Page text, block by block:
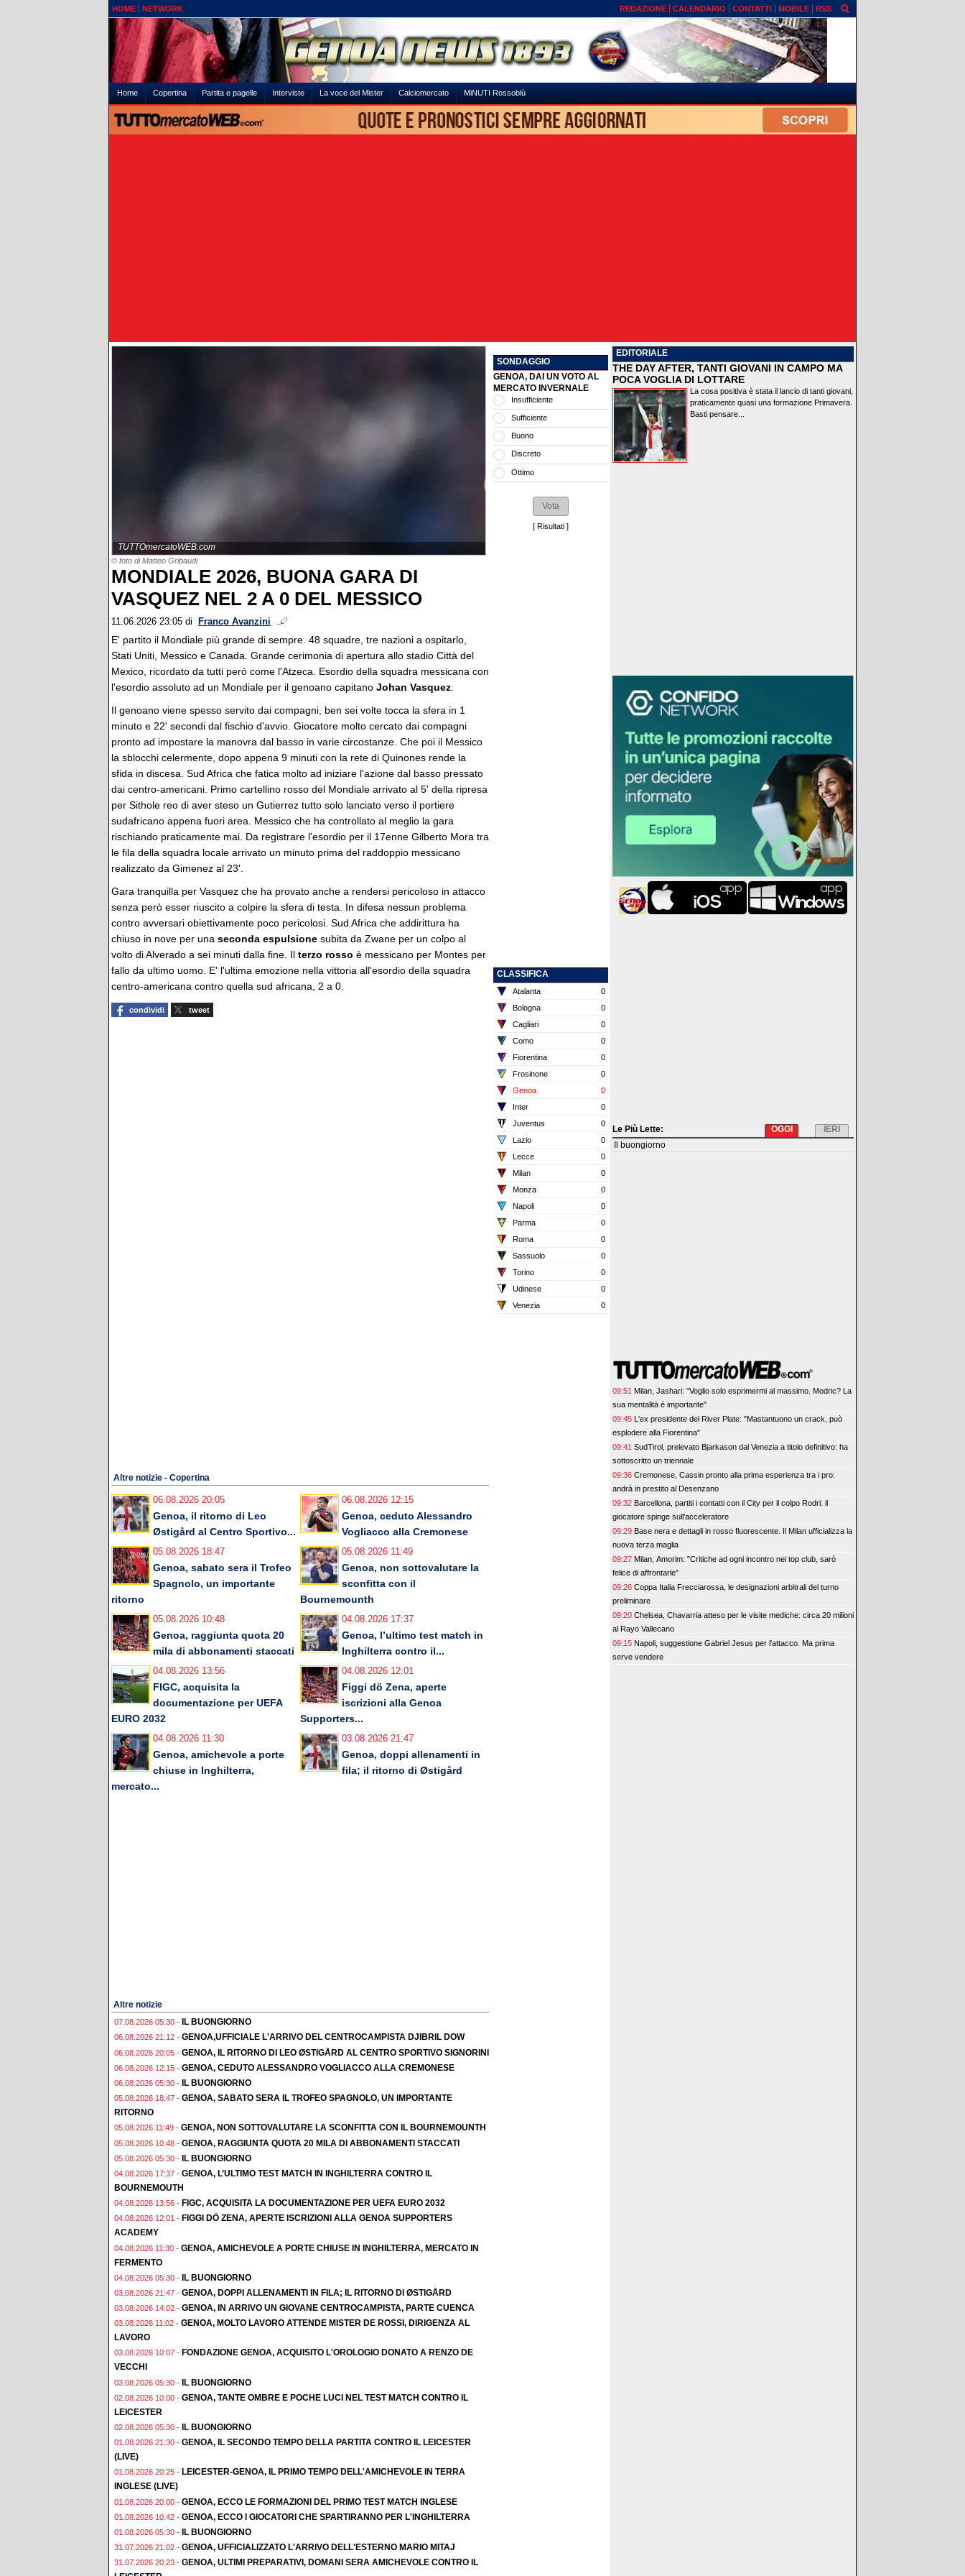
HOME NETWORK REDAZIONE CALENDARIO CONTATTI MOBILE RSS
Home Copertina Partita e pagelle Interviste La voce del Mister Calciomercato MiNUTI Rossoblù
TUTTOmercatoWEB.com
© foto di Matteo Gribaudi
MONDIALE 2026, BUONA GARA DI
VASQUEZ NEL 2 A 0 DEL MESSICO
11.06.2026 23:05 di Franco Avanzini
E' partito il Mondiale più grande di sempre. 48 squadre, tre nazioni a ospitarlo,
Stati Uniti, Messico e Canada. Grande cerimonia di apertura allo stadio Città del
Mexico, ricordato da tutti però come l'Atzeca. Esordio della squadra messicana con
l'esordio assoluto ad un Mondiale per il genoano capitano Johan Vasquez
Il genoano viene spesso servito dai compagni, ben sei volte tocca la sfera in 1
minuto e 22' secondi dal fischio d'avvio. Giocatore molto cercato dai compagni
pronto ad impostare la manovra dal basso in varie circostanze. Che poi il Messico
la sblocchi celermente, dopo appena 9 minuti con la rete di Quinones rende la
sfida in discesa. Sud Africa che fatica molto ad iniziare l'azione dal basso pressato
dai centro-americani. Primo cartellino rosso del Mondiale arrivato al 5' della ripresa
per Sithole reo di aver steso un Gutierrez tutto solo lanciato verso il portiere
sudafricano appena fuori area. Messico che ha controllato al meglio la gara
rischiando praticamente mai. Da registrare l'esordio per il 17enne Gilberto Mora tra
le fila della squadra locale arrivato un minuto prima del raddoppio messicano
realizzato da Gimenez al 23'.
Gara tranquilla per Vasquez che ha provato anche a rendersi pericoloso in attacco
senza però esser riuscito a colpire la sfera di testa. In difesa nessun problema
contro avversari obiettivamente poco pericolosi. Sud Africa che addirittura ha
chiuso in nove per una seconda espulsione subita da Zwane per un colpo al
volto di Alverado a sei minuti dalla fine. Il terzo rosso è messicano per Montes per
fallo da ultimo uomo. E' l'ultima emozione nella vittoria all'esordio della squadra
centro-americana contro quella sud africana, 2 a 0.
condividi tweet
Altre notizie - Copertina
06.08.2026 20:05
Genoa, il ritorno di Leo
Østigård al Centro Sportivo...
06.08.2026 12:15
Genoa, ceduto Alessandro
Vogliacco alla Cremonese
05.08.2026 18:47
Genoa, sabato sera il Trofeo
Spagnolo, un importante
ritorno
05.08.2026 11:49
Genoa, non sottovalutare la
sconfitta con il
Bournemounth
05.08.2026 10:48
Genoa, raggiunta quota 20
mila di abbonamenti staccati
04.08.2026 17:37
Genoa, l’ultimo test match in
Inghilterra contro il...
04.08.2026 13:56
FIGC, acquisita la
documentazione per UEFA
EURO 2032
04.08.2026 12:01
Figgi dö Zena, aperte
iscrizioni alla Genoa
Supporters...
04.08.2026 11:30
Genoa, amichevole a porte
chiuse in Inghilterra,
mercato...
03.08.2026 21:47
Genoa, doppi allenamenti in
fila; il ritorno di Østigård
Altre notizie
07.08.2026 05:30 - IL BUONGIORNO
06.08.2026 21:12 - GENOA,UFFICIALE L'ARRIVO DEL CENTROCAMPISTA DJIBRIL DOW
06.08.2026 20:05 - GENOA, IL RITORNO DI LEO ØSTIGÅRD AL CENTRO SPORTIVO SIGNORINI
06.08.2026 12:15 - GENOA, CEDUTO ALESSANDRO VOGLIACCO ALLA CREMONESE
06.08.2026 05:30 - IL BUONGIORNO
05.08.2026 18:47 - GENOA, SABATO SERA IL TROFEO SPAGNOLO, UN IMPORTANTE
RITORNO
05.08.2026 11:49 - GENOA, NON SOTTOVALUTARE LA SCONFITTA CON IL BOURNEMOUNTH
05.08.2026 10:48 - GENOA, RAGGIUNTA QUOTA 20 MILA DI ABBONAMENTI STACCATI
05.08.2026 05:30 - IL BUONGIORNO
04.08.2026 17:37 - GENOA, L’ULTIMO TEST MATCH IN INGHILTERRA CONTRO IL
BOURNEMOUTH
04.08.2026 13:56 - FIGC, ACQUISITA LA DOCUMENTAZIONE PER UEFA EURO 2032
04.08.2026 12:01 - FIGGI DÖ ZENA, APERTE ISCRIZIONI ALLA GENOA SUPPORTERS
ACADEMY
04.08.2026 11:30 - GENOA, AMICHEVOLE A PORTE CHIUSE IN INGHILTERRA, MERCATO IN
FERMENTO
04.08.2026 05:30 - IL BUONGIORNO
03.08.2026 21:47 - GENOA, DOPPI ALLENAMENTI IN FILA; IL RITORNO DI ØSTIGÅRD
03.08.2026 14:02 - GENOA, IN ARRIVO UN GIOVANE CENTROCAMPISTA, PARTE CUENCA
03.08.2026 11:02 - GENOA, MOLTO LAVORO ATTENDE MISTER DE ROSSI, DIRIGENZA AL
LAVORO
03.08.2026 10:07 - FONDAZIONE GENOA, ACQUISITO L'OROLOGIO DONATO A RENZO DE
VECCHI
03.08.2026 05:30 - IL BUONGIORNO
02.08.2026 10:00 - GENOA, TANTE OMBRE E POCHE LUCI NEL TEST MATCH CONTRO IL
LEICESTER
02.08.2026 05:30 - IL BUONGIORNO
01.08.2026 21:30 - GENOA, IL SECONDO TEMPO DELLA PARTITA CONTRO IL LEICESTER
(LIVE)
01.08.2026 20:25 - LEICESTER-GENOA, IL PRIMO TEMPO DELL'AMICHEVOLE IN TERRA
INGLESE (LIVE)
01.08.2026 20:00 - GENOA, ECCO LE FORMAZIONI DEL PRIMO TEST MATCH INGLESE
01.08.2026 10:42 - GENOA, ECCO I GIOCATORI CHE SPARTIRANNO PER L'INGHILTERRA
01.08.2026 05:30 - IL BUONGIORNO
31.07.2026 21:02 - GENOA, UFFICIALIZZATO L'ARRIVO DELL'ESTERNO MARIO MITAJ
31.07.2026 20:23 - GENOA, ULTIMI PREPARATIVI, DOMANI SERA AMICHEVOLE CONTRO IL
SONDAGGIO
GENOA, DAI UN VOTO AL
MERCATO INVERNALE
Insufficiente
Sufficiente
Buono
Discreto
Ottimo
[ Risultati ]
CLASSIFICA
Atalanta
0
Bologna
0
Cagliari
0
Como
0
Fiorentina
0
Frosinone
0
Genoa
0
Inter
0
Juventus
0
Lazio
0
Lecce
0
Milan
0
Monza
0
Napoli
0
Parma
0
Roma
0
Sassuolo
0
Torino
0
Udinese
0
Venezia
0
EDITORIALE
THE DAY AFTER, TANTI GIOVANI IN CAMPO MA
POCA VOGLIA DI LOTTARE
La cosa positiva è stata il lancio di tanti giovani,
praticamente quasi una formazione Primavera.
Basti pensare...
Le Più Lette: IERI
OGGI
Il buongiorno
09:51 Milan, Jashari: "Voglio solo esprimermi al massimo. Modric? La
sua mentalità è importante"
09:45 L'ex presidente del River Plate: "Mastantuono un crack, può
esplodere alla Fiorentina"
09:41 SudTirol, prelevato Bjarkason dal Venezia a titolo definitivo: ha
sottoscritto un triennale
09:36 Cremonese, Cassin pronto alla prima esperienza tra i pro:
andrà in prestito al Desenzano
09:32 Barcellona, partiti i contatti con il City per il colpo Rodri: il
giocatore spinge sull'acceleratore
09:29 Base nera e dettagli in rosso fluorescente. Il Milan ufficializza la
nuova terza maglia
09:27 Milan, Amorim: "Critiche ad ogni incontro nei top club, sarò
felice di affrontarle"
09:26 Coppa Italia Frecciarossa, le designazioni arbitrali del turno
preliminare
09:20 Chelsea, Chavarria atteso per le visite mediche: circa 20 milioni
al Rayo Vallecano
09:15 Napoli, suggestione Gabriel Jesus per l'attacco. Ma prima
serve vendere